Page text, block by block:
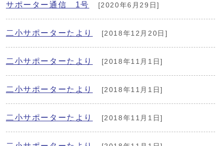
サポーター通信 1号 [2020年6月29日]
二小サポーターたより [2018年12月20日]
二小サポーターたより [2018年11月1日]
二小サポーターたより [2018年11月1日]
二小サポーターたより [2018年11月1日]